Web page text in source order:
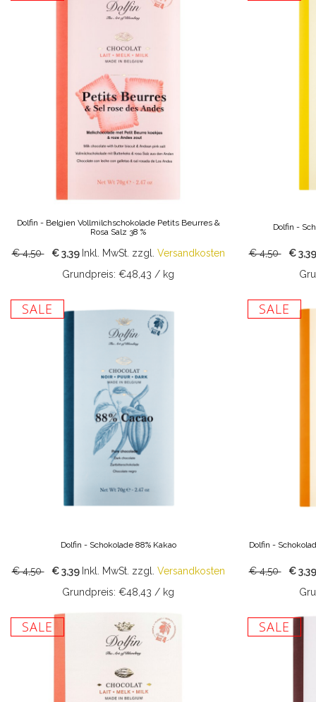
Dolfin - Belgien Vollmilchschokolade Petits Beurres &
Rosa Salz 38 %
€ 4,50 € 3,39 Inkl. MwSt. zzgl. Versandkosten
Grundpreis: €48,43 / kg
Dolfin -
€ 4,50
€
SALE
Dolfin - Schokolade 88% Kakao
€ 4,50 € 3,39 Inkl. MwSt. zzgl. Versandkosten
Grundpreis: €48,43 / kg
SALE
Dolfin -
€ 4,50
€
SALE SALE